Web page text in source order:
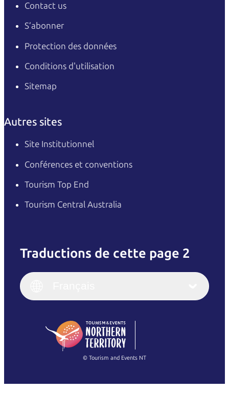
Contact us
S’abonner
Protection des données
Conditions d'utilisation
Sitemap
Autres sites
Site Institutionnel
Conférences et conventions
Tourism Top End
Tourism Central Australia
Traductions de cette page 2
English
(Singapore)
Italiano
繁體中文
© Tourism and Events NT